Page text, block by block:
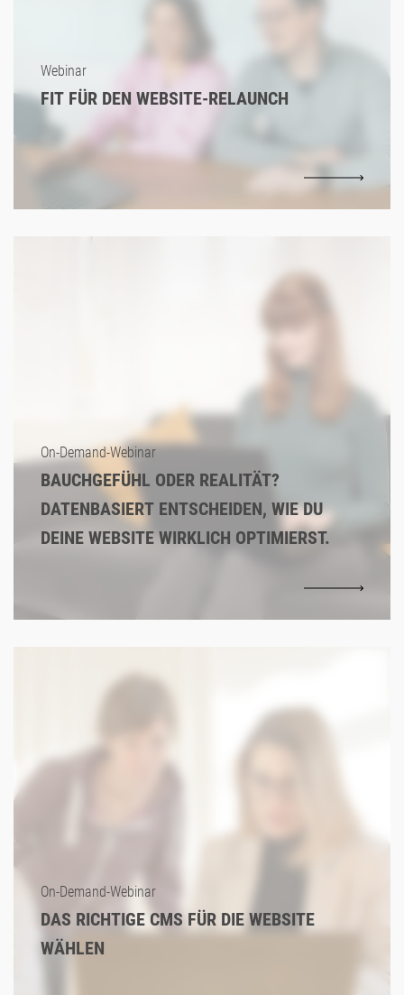
Webinar
FIT FÜR DEN WEBSITE-RELAUNCH
On-Demand-Webinar
BAUCHGEFÜHL ODER REALITÄT?
DATENBASIERT ENTSCHEIDEN, WIE DU
DEINE WEBSITE WIRKLICH OPTIMIERST.
On-Demand-Webinar
DAS RICHTIGE CMS FÜR DIE WEBSITE
WÄHLEN